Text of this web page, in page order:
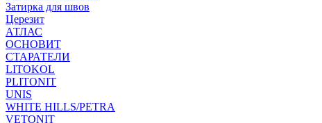
Затирка для швов
Церезит
АТЛАС
ОСНОВИТ
СТАРАТЕЛИ
LITOKOL
PLITONIT
UNIS
WHITE HILLS/PETRA
VETONIT